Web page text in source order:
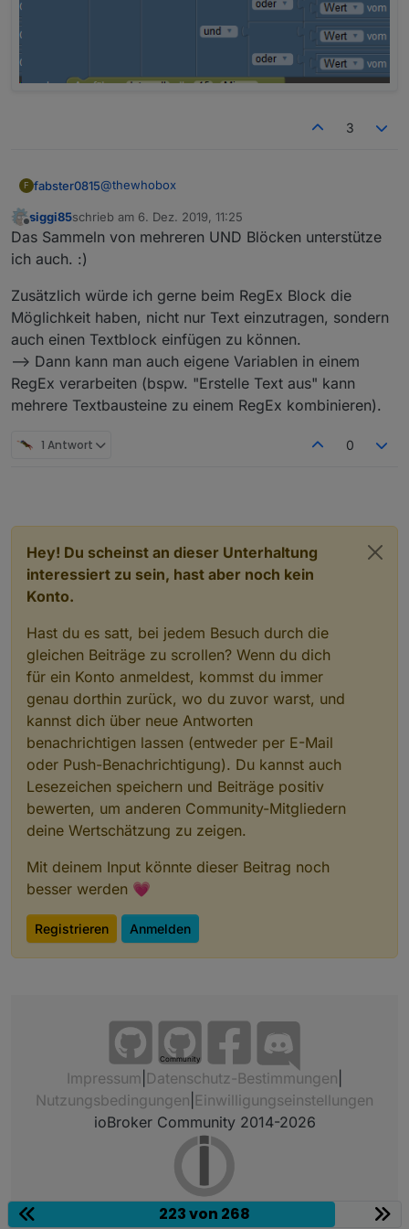
3
F fabster0815@thewhobox
...was wurde eigentlich aus der Idee einen
Baustein zu entwickeln bei welchem mehrere Und
dslraser und MyzerAT)
Offline
siggi85schrieb am 6. Dez. 2019, 11:25
zuletzt editiert von
Das Sammeln von mehreren UND Blöcken unterstütze
ich auch. :)
Zusätzlich würde ich gerne beim RegEx Block die
Möglichkeit haben, nicht nur Text einzutragen, sondern
auch einen Textblock einfügen zu können.
--> Dann kann man auch eigene Variablen in einem
RegEx verarbeiten (bspw. "Erstelle Text aus" kann
mehrere Textbausteine zu einem RegEx kombinieren).
1 Antwort 0
Hey! Du scheinst an dieser Unterhaltung
interessiert zu sein, hast aber noch kein
Konto.
Hast du es satt, bei jedem Besuch durch die
gleichen Beiträge zu scrollen? Wenn du dich
für ein Konto anmeldest, kommst du immer
genau dorthin zurück, wo du zuvor warst, und
kannst dich über neue Antworten
benachrichtigen lassen (entweder per E-Mail
oder Push-Benachrichtigung). Du kannst auch
Lesezeichen speichern und Beiträge positiv
bewerten, um anderen Community-Mitgliedern
deine Wertschätzung zu zeigen.
Mit deinem Input könnte dieser Beitrag noch
besser werden 💗
Registrieren Anmelden
Community
Impressum Datenschutz-Bestimmungen
Nutzungsbedingungen Einwilligungseinstellungen
ioBroker Community 2014-2026
223 von 268